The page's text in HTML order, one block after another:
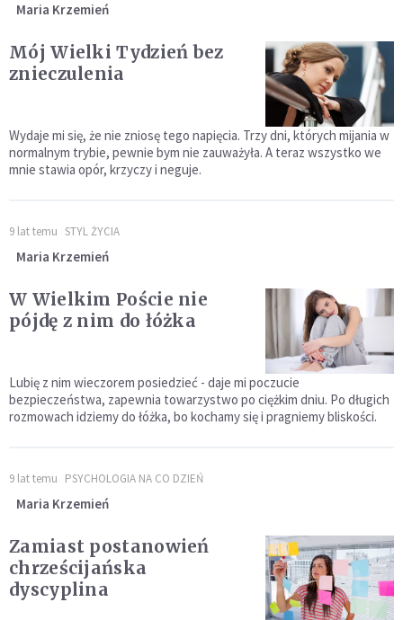
Maria Krzemień
Mój Wielki Tydzień bez
znieczulenia
Wydaje mi się, że nie zniosę tego napięcia. Trzy dni, których mijania w
normalnym trybie, pewnie bym nie zauważyła. A teraz wszystko we
mnie stawia opór, krzyczy i neguje.
9 lat temu STYL ŻYCIA
Maria Krzemień
W Wielkim Poście nie
pójdę z nim do łóżka
Lubię z nim wieczorem posiedzieć - daje mi poczucie
bezpieczeństwa, zapewnia towarzystwo po ciężkim dniu. Po długich
rozmowach idziemy do łóżka, bo kochamy się i pragniemy bliskości.
9 lat temu PSYCHOLOGIA NA CO DZIEŃ
Maria Krzemień
Zamiast postanowień
chrześcijańska
dyscyplina